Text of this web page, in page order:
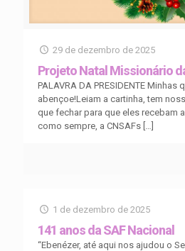
29 de dezembro de 2025
Projeto Natal Missionário
PALAVRA DA PRESIDENTE
abençoe!Leiam a cartinha, tem
que fechar para que eles recebam
como sempre, a CNSAFs
1 de dezembro de 2025
141 anos da SAF Nacional
“Ebenézer, até aqui nos ajudou o